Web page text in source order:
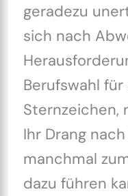
geradezu
sich nach
Berufswahl
Sternzeichen,
Ihr Drang
manchmal
dazu führen